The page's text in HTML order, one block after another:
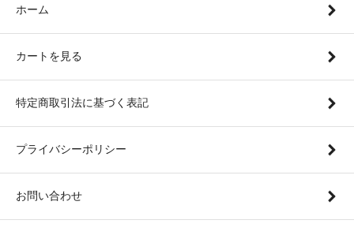
ホーム
カートを見る
特定商取引法に基づく表記
プライバシーポリシー
お問い合わせ